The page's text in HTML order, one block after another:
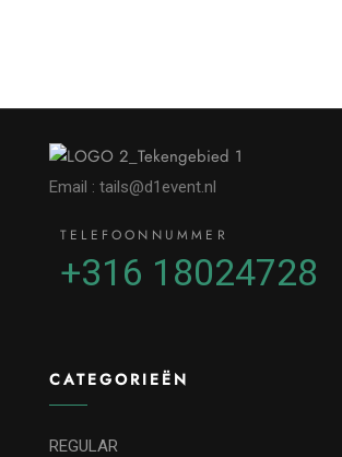
Email : tails@d1event.nl
TELEFOONNUMMER
+316 18024728
CATEGORIEËN
REGULAR